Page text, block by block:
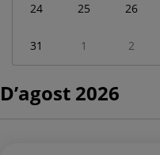
24 25 26
31 1 2
D’agost 2026